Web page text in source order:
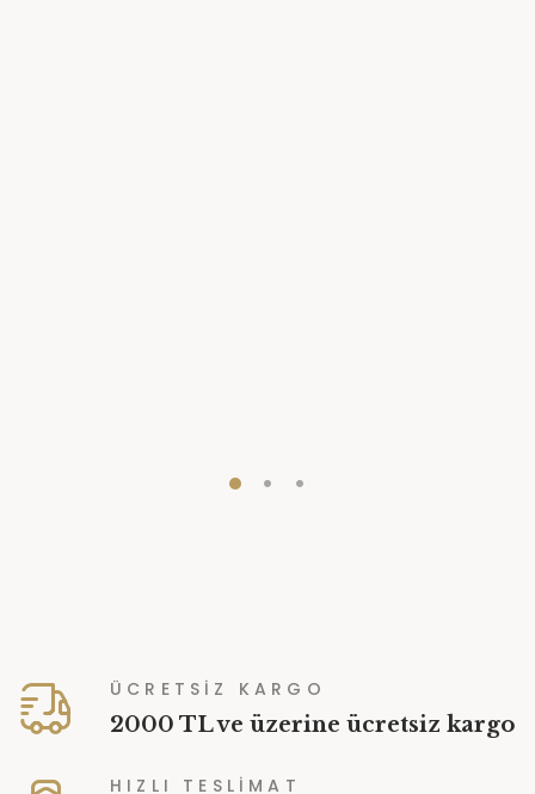
ÜCRETSİZ KARGO
2000 TL ve üzerine ücretsiz kargo
HIZLI TESLİMAT